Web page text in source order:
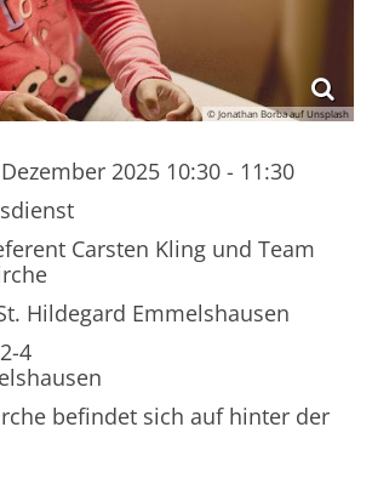
© Jonathan Borba auf Unsplash
2025 10:30 - 11:30
Carsten Kling und Team
Hildegard Emmelshausen
4
befindet sich auf hinter der